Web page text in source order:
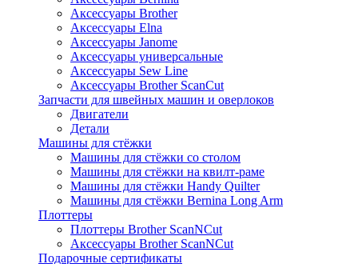
Аксессуары Brother
Аксессуары Elna
Аксессуары Janome
Аксессуары универсальные
Аксессуары Sew Line
Аксессуары Brother ScanCut
Запчасти для швейных машин и оверлоков
Двигатели
Детали
Машины для стёжки
Машины для стёжки со столом
Машины для стёжки на квилт-раме
Машины для стёжки Handy Quilter
Машины для стёжки Bernina Long Arm
Плоттеры
Плоттеры Brother ScanNCut
Аксессуары Brother ScanNCut
Подарочные сертификаты